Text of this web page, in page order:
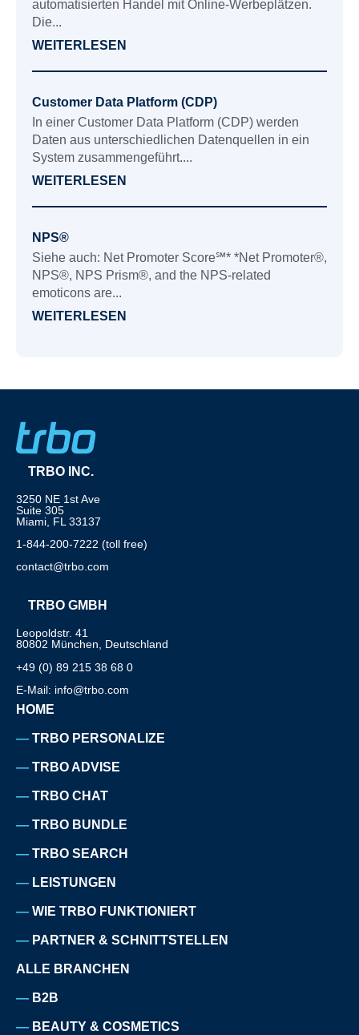
automatisierten Handel mit Online-Werbeplätzen.
Die...
WEITERLESEN
Customer Data Platform (CDP)
In einer Customer Data Platform (CDP) werden
Daten aus unterschiedlichen Datenquellen in ein
System zusammengeführt....
WEITERLESEN
NPS®
Siehe auch: Net Promoter Score℠* *Net Promoter®,
NPS®, NPS Prism®, and the NPS-related
emoticons are...
WEITERLESEN
TRBO INC.
3250 NE 1st Ave
Suite 305
Miami, FL 33137
1-844-200-7222 (toll free)
contact@trbo.com
TRBO GMBH
Leopoldstr. 41
80802 München, Deutschland
+49 (0) 89 215 38 68 0
E-Mail: info@trbo.com
HOME
TRBO PERSONALIZE
TRBO ADVISE
TRBO CHAT
TRBO BUNDLE
TRBO SEARCH
LEISTUNGEN
WIE TRBO FUNKTIONIERT
PARTNER & SCHNITTSTELLEN
ALLE BRANCHEN
B2B
BEAUTY & COSMETICS